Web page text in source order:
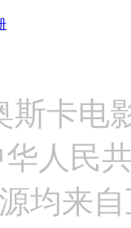
斯卡电
人民
均来